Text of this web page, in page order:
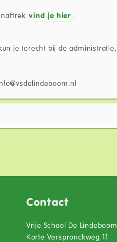
vind je hier .
je terecht bij de administratie,
Contact
Vrije School De Lindeboom
Korte Verspronckweg 11